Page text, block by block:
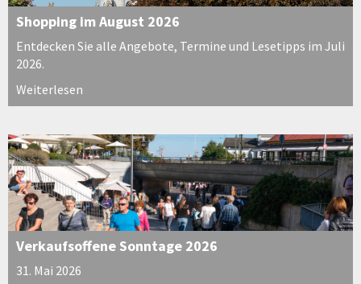
Shopping im August 2026
Entdecken Sie alle Angebote, Termine und Lesetipps im Juli
2026.
Weiterlesen
Verkaufsoffene Sonntage 2026
31. Mai 2026